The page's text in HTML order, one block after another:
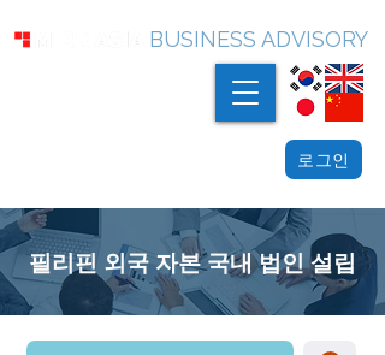
BUSINESS ADVISORY
로그인
필리핀 외국 자본 국내 법인 설립